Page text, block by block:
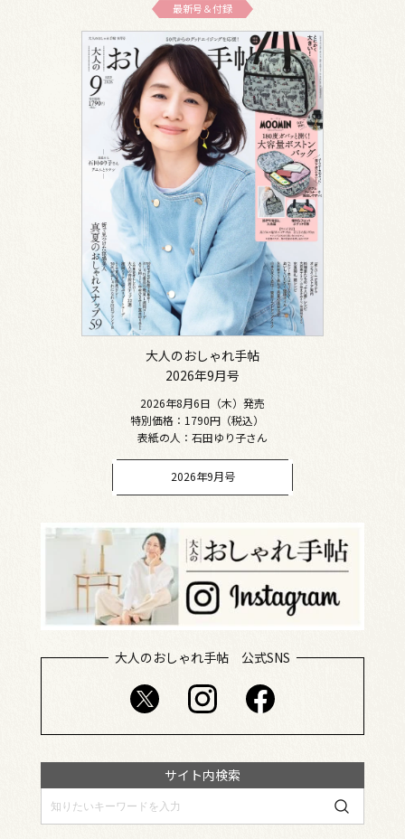
最新号＆付録
大人のおしゃれ手帖
2026年9月号
2026年8月6日（木）発売
特別価格：1790円（税込）
表紙の人：石田ゆり子さん
2026年9月号
大人のおしゃれ手帖 公式SNS
サイト内検索